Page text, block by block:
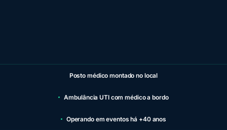
Posto médico montado no local
Ambulância UTI com médico a bordo
Operando em eventos há +40 anos